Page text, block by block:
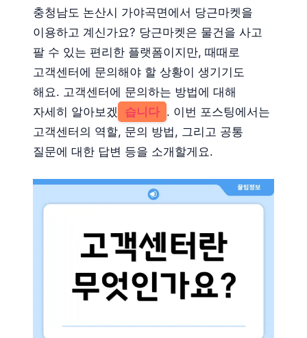
충청남도 논산시 가야곡면에서 당근마켓을
이용하고 계신가요? 당근마켓은 물건을 사고
팔 수 있는 편리한 플랫폼이지만, 때때로
고객센터에 문의해야 할 상황이 생기기도
해요. 고객센터에 문의하는 방법에 대해
자세히 알아보겠
습니다 . 이번 포스팅에서는
고객센터의 역할, 문의 방법, 그리고 공통
질문에 대한 답변 등을 소개할게요.